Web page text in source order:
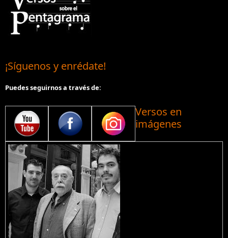
¡Síguenos y enrédate!
Puedes seguirnos a través de:
Versos en
imágenes